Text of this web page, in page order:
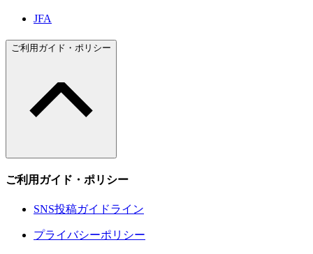
JFA
ご利用ガイド・ポリシー
ご利用ガイド・ポリシー
SNS投稿ガイドライン
プライバシーポリシー